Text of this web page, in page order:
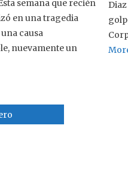
semana que recién
en una tragedia
causa
nuevamente un